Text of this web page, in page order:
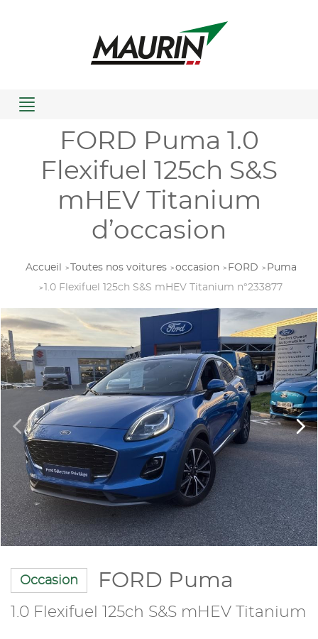
Menu
FORD Puma 1.0
Flexifuel 125ch S&S
mHEV Titanium
d’occasion
Accueil Toutes nos voitures occasion FORD
Puma
1.0 Flexifuel 125ch S&S mHEV Titanium n°233877
Occasion FORD Puma
1.0 Flexifuel 125ch S&S mHEV Titanium